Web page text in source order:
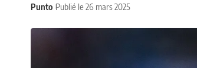
Punto Publié le 26 mars 2025